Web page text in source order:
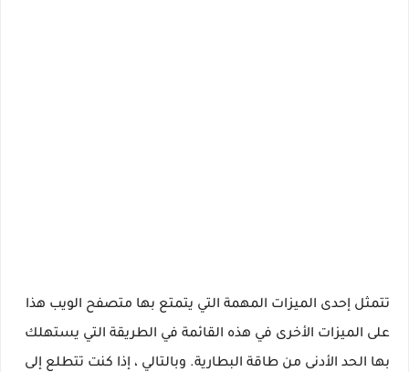
تتمثل إحدى الميزات المهمة التي يتمتع بها متصفح الويب هذا
على الميزات الأخرى في هذه القائمة في الطريقة التي يستهلك
بها الحد الأدنى من طاقة البطارية. وبالتالي ، إذا كنت تتطلع إلى